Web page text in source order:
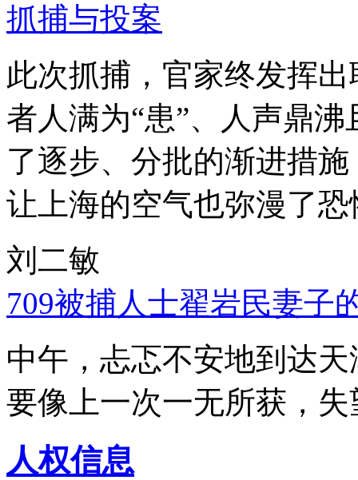
抓捕与投案
此次抓捕，官家终发挥
者人满为“患”、人声鼎
了逐步、分批的渐进措
让上海的空气也弥漫了
刘二敏
709被捕人士翟岩民妻子
中午，忐忑不安地到达
要像上一次一无所获，
人权信息